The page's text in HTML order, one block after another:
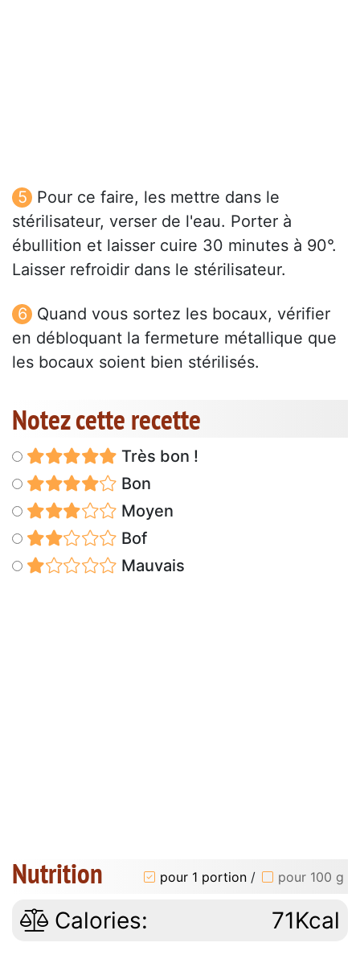
Pour ce faire, les mettre dans le
stérilisateur, verser de l'eau. Porter à
ébullition et laisser cuire 30 minutes à 90°.
Laisser refroidir dans le stérilisateur.
Quand vous sortez les bocaux, vérifier
en débloquant la fermeture métallique que
les bocaux soient bien stérilisés.
Notez cette recette
Très bon !
Bon
Moyen
Bof
Mauvais
Nutrition pour 1 portion / pour 100 g
Calories: 71Kcal